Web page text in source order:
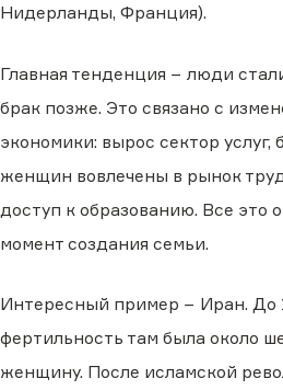
Нидерланды, Франция).
Главная тенденция − люди
брак позже. Это связано с
экономики: вырос сектор услуг,
женщин вовлечены в рынок
доступ к образованию. Все это
момент создания семьи.
Интересный пример − Иран. До
фертильность там была около
женщину. После исламской